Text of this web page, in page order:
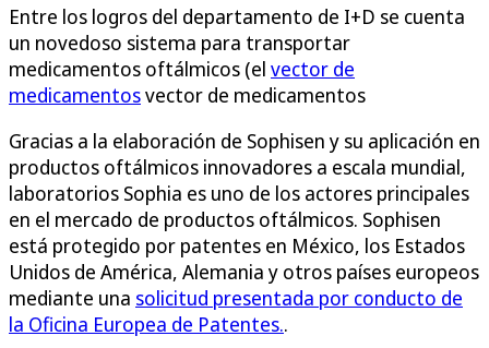
Entre los logros del departamento de I+D se cuenta
un novedoso sistema para transportar
medicamentos oftálmicos (el vector de
medicamentosvector de medicamentos
Gracias a la elaboración de Sophisen y su aplicación en
productos oftálmicos innovadores a escala mundial,
laboratorios Sophia es uno de los actores principales
en el mercado de productos oftálmicos. Sophisen
está protegido por patentes en México, los Estados
Unidos de América, Alemania y otros países europeos
mediante una solicitud presentada por conducto de
la Oficina Europea de Patentes..